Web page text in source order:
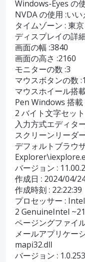
Windows-Eyes の
NVDA の使用 :いい
タイムゾーン : 東
ディスプレイの詳
画面の幅 :3840
画面の高さ :2160
モニターの数 :3
マウスボタンの数
マウスホイール搭
Pen Windows 搭載
2 バイト文字セッ
入力方式エディタ
スクリーンリーダ
デフォルトブラウ
バージョン :
作成日 : 2024/04/
作成時刻 : 22:22:39
プロセッサー :
2 GenuineIntel
ページングファイ
メールアプリケー
mapi32.dll
バージョン :